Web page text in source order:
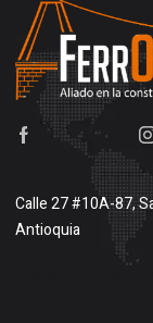
Calle 27 #10A-87,
Antioquia